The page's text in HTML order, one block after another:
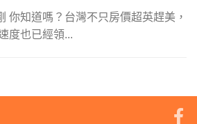
你知道嗎？台灣不只房價超英趕美，
度也已經領...